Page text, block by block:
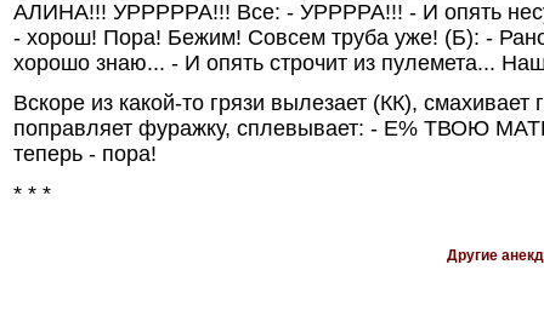
АЛИHА!!! УРРРРРА!!! Все: - УРРРРА!!! - И опять
- хорош! Пора! Бежим! Совсем труба уже! (Б): -
хорошо знаю... - И опять строчит из пулемета...
Вскоре из какой-то грязи вылезает (КК),
поправляет фуражку, сплевывает: - Е% ТВОЮ
теперь - пора!
* * *
Другие